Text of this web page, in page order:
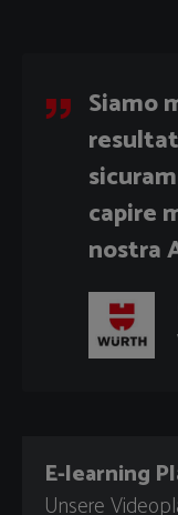
Siamo
capire
nostra
E-learning
Unsere